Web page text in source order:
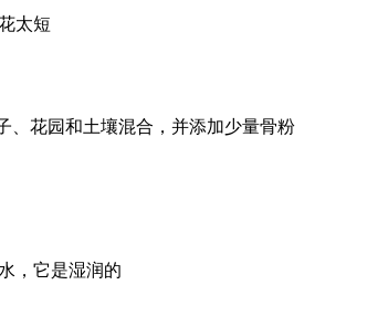
太短
、花园和土壤混合，并添加少量骨粉
，它是湿润的